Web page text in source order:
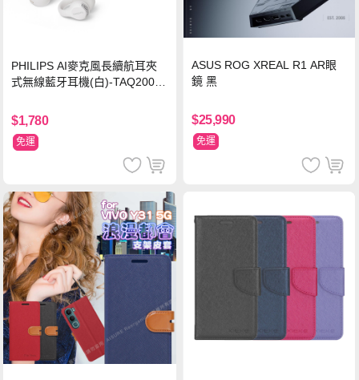
PHILIPS AI麥克風長續航耳夾
式無線藍牙耳機(白)-TAQ2000
$1,780
免運
ASUS ROG XREAL R1 AR眼
鏡 黑
$25,990
免運